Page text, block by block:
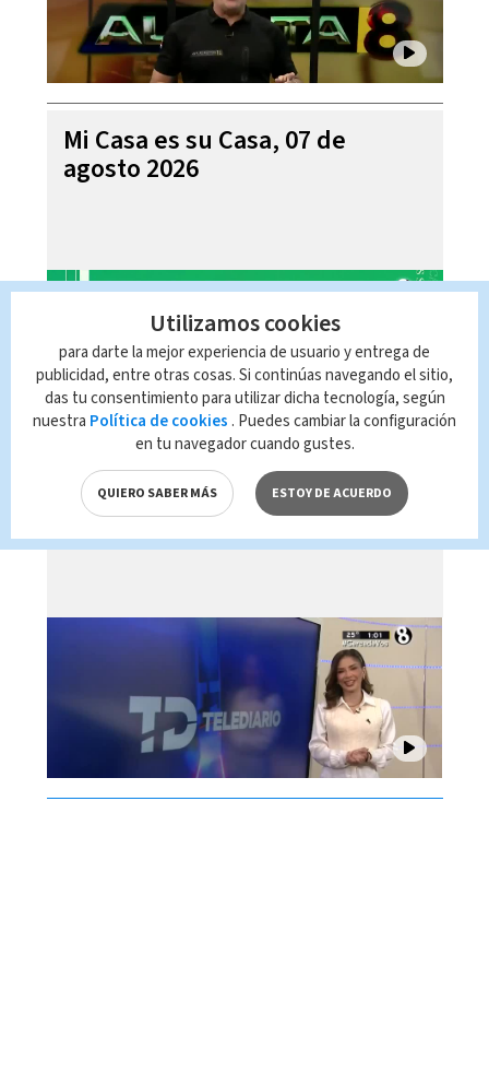
Mi Casa es su Casa, 07 de
agosto 2026
Telediario En Directo con Paula
Brenes, 07 de agosto 2026
Utilizamos cookies
para darte la mejor experiencia de usuario y entrega de
publicidad, entre otras cosas. Si continúas navegando el sitio,
das tu consentimiento para utilizar dicha tecnología, según
nuestra Política de cookies . Puedes cambiar la configuración
en tu navegador cuando gustes.
QUIERO SABER MÁS ESTOY DE ACUERDO